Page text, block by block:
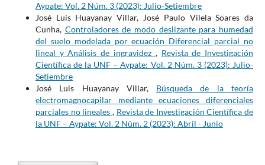
Aypate: Vol. 2 Núm. 3 (2023): Julio-Setiembre
José Luis Huayanay Villar, José Paulo Vilela Soares da
Cunha, Controladores de modo deslizante para humedad
del suelo modelada por ecuación Diferencial parcial no
lineal y Análisis de ingravidez , Revista de Investigación
Científica de la UNF – Aypate: Vol. 2 Núm. 3 (2023): Julio-
Setiembre
José Luis Huayanay Villar, Búsqueda de la teoría
electromagnocapilar mediante ecuaciones diferenciales
parciales no lineales , Revista de Investigación Científica de
la UNF – Aypate: Vol. 2 Núm. 2 (2023): Abril - Junio